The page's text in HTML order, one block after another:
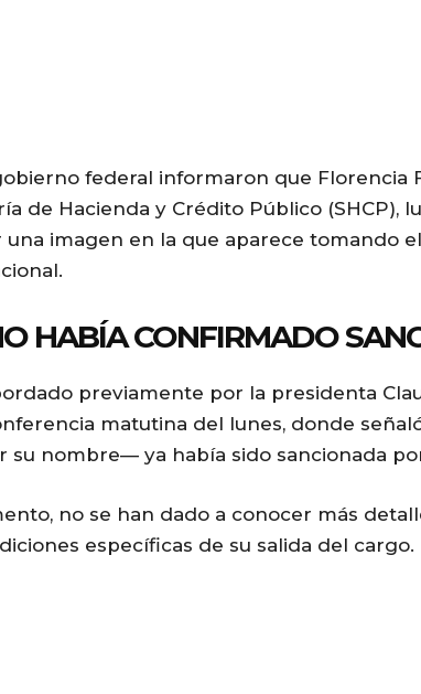
federal informaron que Florencia
de Hacienda y Crédito Público (SHCP),
una imagen en la que aparece tomando
HABÍA CONFIRMADO
previamente por la presidenta
matutina del lunes, donde
su nombre— ya había sido sancionada
no se han dado a conocer más
específicas de su salida del cargo.